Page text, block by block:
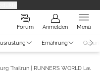
Forum Anmelden Menü
Ernährung
Trailrun | RUNNER’S WORLD